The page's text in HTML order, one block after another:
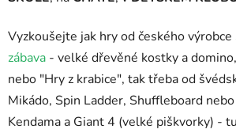
Vyzkoušejte jak hry od českého výrobce
zábava - velké dřevěné kostky a
nebo "Hry z krabice", tak třeba od
Mikádo, Spin Ladder, Shuffleboard
Kendama a Giant 4 (velké piškvorky) -